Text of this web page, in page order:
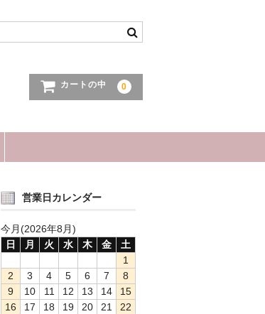
カートの中 0
営業日カレンダー
今月(2026年8月)
日
月 火 水 木 金
土
1
2
3 4 5 6 7
8
9
10 11 12 13 14
15
16
17 18 19 20 21
22